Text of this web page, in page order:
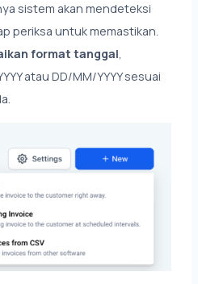
sistem akan mendeteksi
periksa untuk memastikan.
format tanggal,
atau DD/MM/YYYY sesuai